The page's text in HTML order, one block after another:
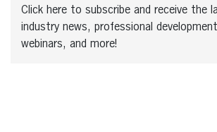
Click here to subscribe and receive the
industry news, professional
webinars, and more!